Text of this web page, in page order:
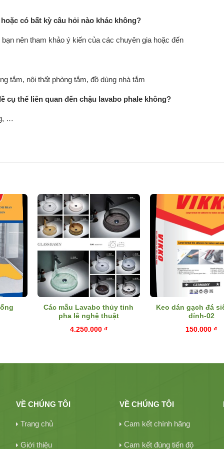
có bất kỳ câu hỏi nào khác không?
nên tham khảo ý kiến của các chuyên gia hoặc đến
tắm, nội thất phòng tắm, đồ dùng nhà tắm
cụ thể liên quan đến chậu lavabo phale không?
…
Các mẫu Lavabo thủy tinh
pha lê nghệ thuật
4.250.000 ₫
Keo dán gạch đá
dính-02
150.000₫
VỀ CHÚNG TÔI
Trang chủ
Giới thiệu
VỀ CHÚNG TÔI
Cam kết chính hãng
Cam kết đúng tiến độ